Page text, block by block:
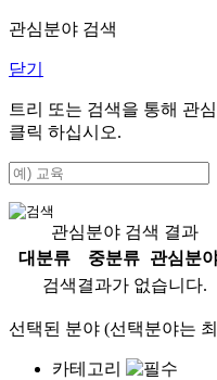
관심분야 검색
닫기
트리 또는 검색을 통해 관
클릭 하십시오.
관심분야 검색 결과
대분류
중분류
관심분
검색결과가 없습니다.
선택된 분야 (선택분야는
카테고리